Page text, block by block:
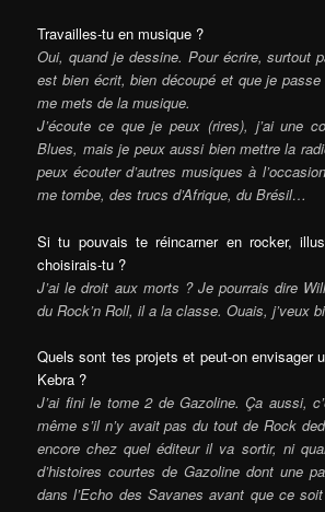
Travailles-tu en musique ?
Oui, quand je dessine. Pour écrire, surtout
est bien écrit, bien découpé et que je
me mets de la musique.
J’écoute ce que je peux (rires), j’ai une
Blues, mais je peux aussi bien mettre la
peux écouter d’autres musiques à
me tombe, des trucs d’Afrique, du Brésil…
Si tu pouvais te réincarner en rocker,
choisirais-tu ?
J’ai le droit aux morts ? Je pourrais dire
du Rock’n Roll, il a la classe. Ouais, j’veux
Quels sont tes projets et peut-on envisager
Kebra ?
J’ai fini le tome 2 de Gazoline. Ça aussi,
même s’il n’y avait pas du tout de Rock
encore chez quel éditeur il va sortir, ni
d’histoires courtes de Gazoline dont une
dans l’Echo des Savanes avant que ce